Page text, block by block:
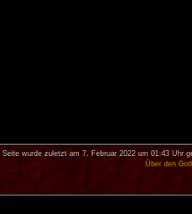
Seite wurde zuletzt am 7. Februar 2022 um 01:43 Uhr
Über den